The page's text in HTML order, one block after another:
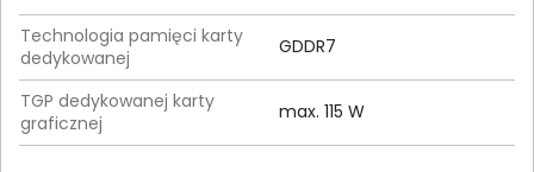
Technologia pamięci karty
dedykowanej
GDDR7
TGP dedykowanej karty
graficznej
max. 115 W